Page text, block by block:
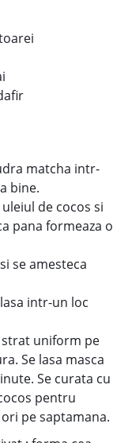
matcha intr-
bine.
de cocos si
pana formeaza o
se amesteca
intr-un loc
strat uniform pe
Se lasa masca
Se curata cu
pentru
pe saptamana.